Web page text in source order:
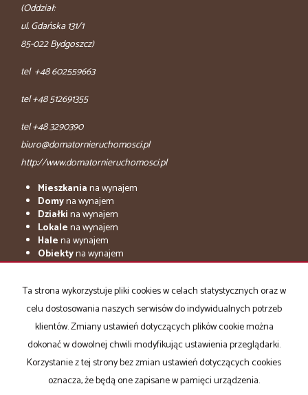
(Oddział:
ul. Gdańska 131/1
85-022 Bydgoszcz)
tel +48 602559663
tel +48 512691355
tel +48 3290390
biuro@domatornieruchomosci.pl
http://www.domatornieruchomosci.pl
Mieszkaniana wynajem
Domyna wynajem
Działkina wynajem
Lokalena wynajem
Halena wynajem
Obiektyna wynajem
Mieszkania
na sprzedaż
Domyna sprzedaż
Działkina sprzedaż
Lokalena sprzedaż
Halena sprzedaż
Obiektyna sprzedaż
Ta strona wykorzystuje pliki cookies w celach statystycznych oraz w
celu dostosowania naszych serwisów do indywidualnych potrzeb
klientów. Zmiany ustawień dotyczących plików cookie można
dokonać w dowolnej chwili modyfikując ustawienia przeglądarki.
Korzystanie z tej strony bez zmian ustawień dotyczących cookies
oznacza, że będą one zapisane w pamięci urządzenia.